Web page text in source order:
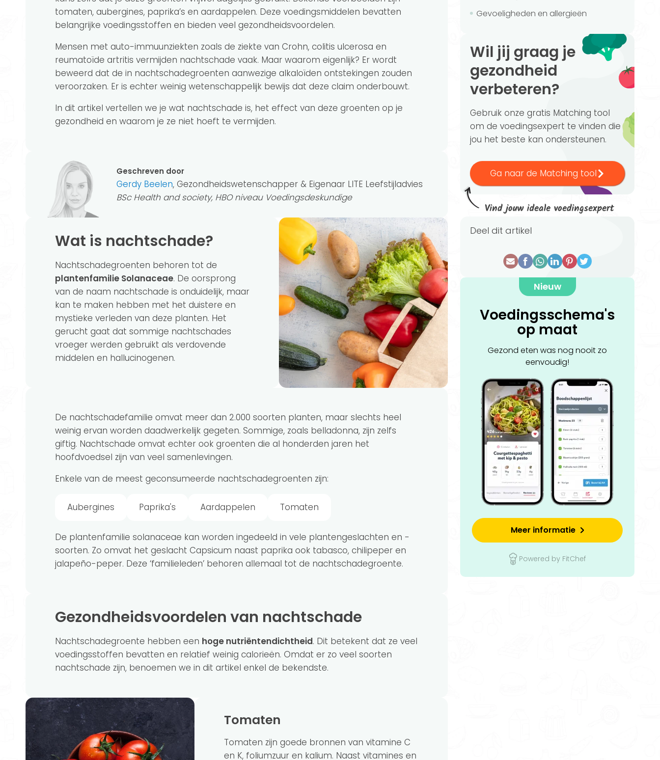
tomaten, aubergines, paprika’s en aardappelen. Deze voedingsmiddelen bevatten
belangrijke voedingsstoffen en bieden veel gezondheidsvoordelen.
Mensen met auto-immuunziekten zoals de ziekte van Crohn, colitis ulcerosa en
reumatoïde artritis vermijden nachtschade vaak. Maar waarom eigenlijk? Er wordt
beweerd dat de in nachtschadegroenten aanwezige alkaloïden ontstekingen zouden
veroorzaken. Er is echter weinig wetenschappelijk bewijs dat deze claim onderbouwt.
In dit artikel vertellen we je wat nachtschade is, het effect van deze groenten op je
gezondheid en waarom je ze niet hoeft te vermijden.
Geschreven door
Gerdy Beelen, Gezondheidswetenschapper & Eigenaar LITE Leefstijladvies
BSc Health and society, HBO niveau Voedingsdeskundige
Wat is nachtschade?
Nachtschadegroenten behoren tot de
plantenfamilie Solanaceae. De oorsprong
van de naam nachtschade is onduidelijk, maar
kan te maken hebben met het duistere en
mystieke verleden van deze planten. Het
gerucht gaat dat sommige nachtschades
vroeger werden gebruikt als verdovende
middelen en hallucinogenen.
De nachtschadefamilie omvat meer dan 2.000 soorten planten, maar slechts heel
weinig ervan worden daadwerkelijk gegeten. Sommige, zoals belladonna, zijn zelfs
giftig. Nachtschade omvat echter ook groenten die al honderden jaren het
hoofdvoedsel zijn van veel samenlevingen.
Enkele van de meest geconsumeerde nachtschadegroenten zijn:
Aubergines Paprika's Aardappelen Tomaten
De plantenfamilie solanaceae kan worden ingedeeld in vele plantengeslachten en -
soorten. Zo omvat het geslacht Capsicum naast paprika ook tabasco, chilipeper en
jalapeño-peper. Deze ‘familieleden’ behoren allemaal tot de nachtschadegroente.
Gezondheidsvoordelen van nachtschade
Nachtschadegroente hebben een hoge nutriëntendichtheid. Dit betekent dat ze veel
voedingsstoffen bevatten en relatief weinig calorieën. Omdat er zo veel soorten
nachtschade zijn, benoemen we in dit artikel enkel de bekendste.
Tomaten
Tomaten zijn goede bronnen van vitamine C
en K, foliumzuur en kalium. Naast vitamines en
Gevoeligheden en allergieën
Wil jij graag je
gezondheid
verbeteren?
Gebruik onze gratis Matching tool
om de voedingsexpert te vinden die
jou het beste kan ondersteunen.
Ga naar de Matching tool
Vind jouw ideale voedingsexpert
Deel dit artikel
Nieuw
Voedingsschema's
op maat
Gezond eten was nog nooit zo
eenvoudig!
Meer informatie
Powered by FitChef